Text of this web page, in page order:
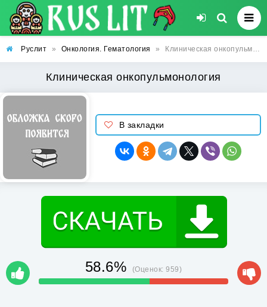
Руслит » Онкология. Гематология » Клиническая онкопульмонология
Клиническая онкопульмонология
В закладки
58.6% (Оценок:959)